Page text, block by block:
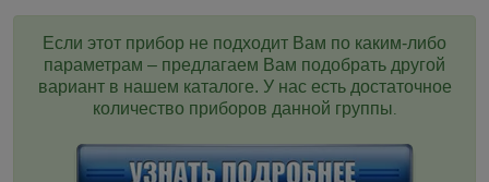
Если этот прибор не подходит Вам по каким-либо
параметрам – предлагаем Вам подобрать другой
вариант в нашем каталоге. У нас есть достаточное
количество приборов данной группы.